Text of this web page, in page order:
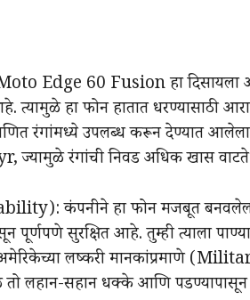
Edge 60 Fusion हा
त्यामुळे हा फोन हातात धरण्यासाठी
रंगांमध्ये उपलब्ध करून
रंगांची निवड अधिक खास
कंपनीने हा फोन मजबूत
सुरक्षित आहे. तुम्ही त्याला
अमेरिकेच्या लष्करी मानकांप्रमाणे
लहान-सहान धक्के आणि पडण्यापासून